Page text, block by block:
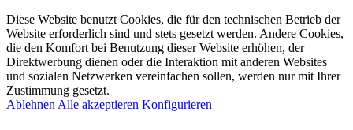
Diese Website benutzt Cookies, die für den technischen Betrieb der
Website erforderlich sind und stets gesetzt werden. Andere Cookies,
die den Komfort bei Benutzung dieser Website erhöhen, der
Direktwerbung dienen oder die Interaktion mit anderen Websites
und sozialen Netzwerken vereinfachen sollen, werden nur mit Ihrer
Zustimmung gesetzt.
Ablehnen Alle akzeptieren Konfigurieren